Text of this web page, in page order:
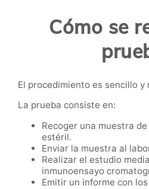
Cómo se
El procedimiento es sencillo y
La prueba consiste en:
Recoger una muestra
estéril.
Enviar la muestra al
Realizar el estudio
inmunoensayo
Emitir un informe con